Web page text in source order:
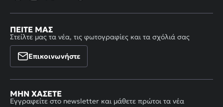
ΠΕΊΤΕ ΜΑΣ
Στείλτε μας τα νέα, τις φωτογραφίες και τα σχόλιά σας
Επικοινωνήστε
ΜΗΝ ΧΆΣΕΤΕ
Εγγραφείτε στο newsletter και μάθετε πρώτοι τα νέα